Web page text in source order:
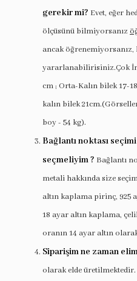
gerekir mi? Evet, eğer
ölçüsünü bilmiyorsanız
ancak
yararlanabilirisiniz.Çok
cm ; Orta-Kalın bilek 17-
kalın bilek
boy - 54 kg).
Bağlantı noktası
seçmeliyim ? Bağlantı
metali hakkında size
altın kaplama pirinç, 925
18 ayar altın kaplama,
oranın 14 ayar altın
Siparişim ne zaman
olarak elde